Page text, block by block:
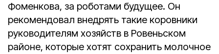
Фоменкова, за роботами будущее. Он
рекомендовал внедрять такие коровники
руководителям хозяйств в Ровеньском
районе, которые хотят сохранить молочное